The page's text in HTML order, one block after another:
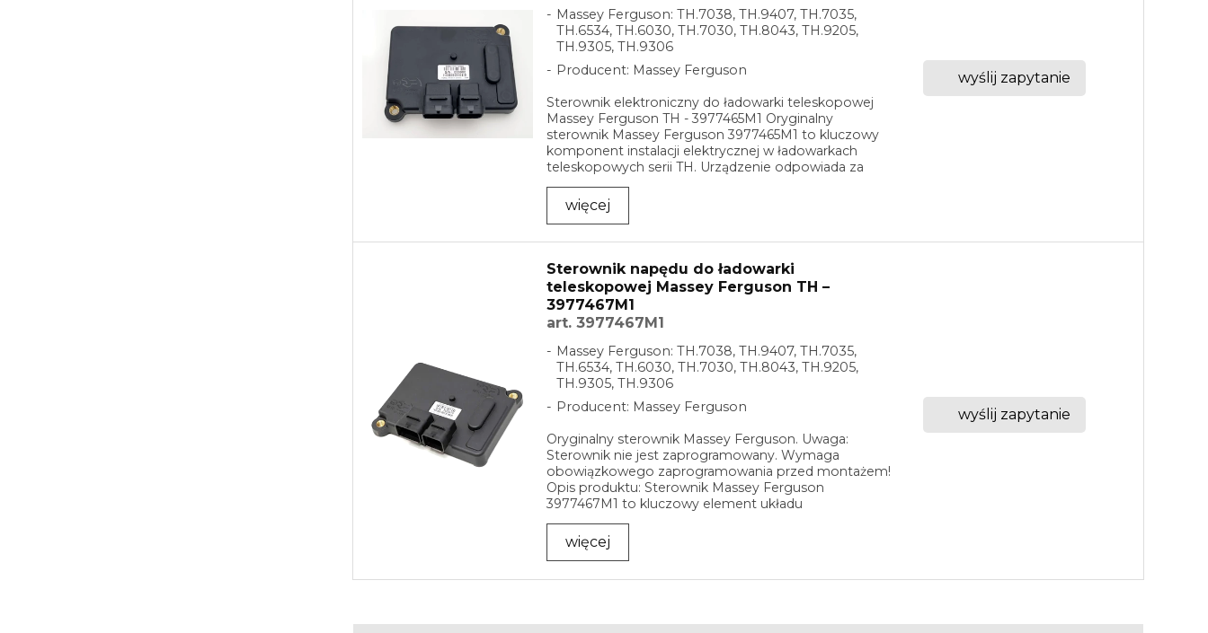
Massey Ferguson: TH.7038, TH.9407, TH.7035,
TH.6534, TH.6030, TH.7030, TH.8043, TH.9205,
TH.9305, TH.9306
Producent: Massey Ferguson
Sterownik elektroniczny do ładowarki teleskopowej
Massey Ferguson TH - 3977465M1 Oryginalny
sterownik Massey Ferguson 3977465M1 to kluczowy
komponent instalacji elektrycznej w ładowarkach
teleskopowych serii TH. Urządzenie odpowiada za
sterowanie ...
więcej
wyślij zapytanie
Sterownik napędu do ładowarki
teleskopowej Massey Ferguson TH –
3977467M1
art. 3977467M1
Massey Ferguson: TH.7038, TH.9407, TH.7035,
TH.6534, TH.6030, TH.7030, TH.8043, TH.9205,
TH.9305, TH.9306
Producent: Massey Ferguson
Oryginalny sterownik Massey Ferguson. Uwaga:
Sterownik nie jest zaprogramowany. Wymaga
obowiązkowego zaprogramowania przed montażem!
Opis produktu: Sterownik Massey Ferguson
3977467M1 to kluczowy element układu
elektrycznego ładowarki teleskopowej ...
więcej
wyślij zapytanie